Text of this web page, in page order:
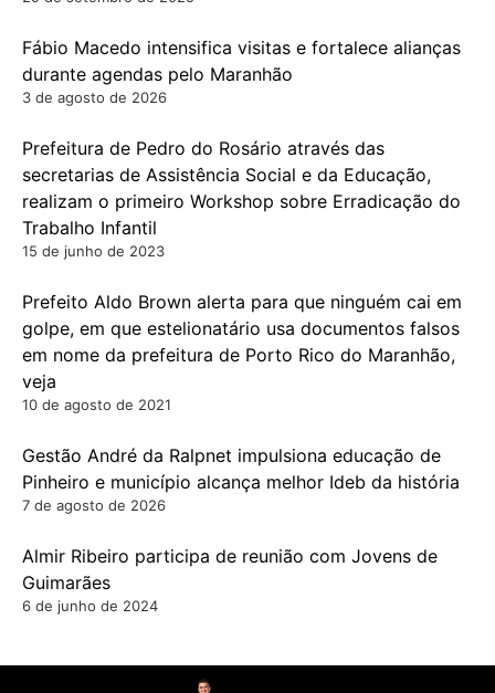
Fábio Macedo intensifica visitas e fortalece alianças
durante agendas pelo Maranhão
3 de agosto de 2026
Prefeitura de Pedro do Rosário através das
secretarias de Assistência Social e da Educação,
realizam o primeiro Workshop sobre Erradicação do
Trabalho Infantil
15 de junho de 2023
Prefeito Aldo Brown alerta para que ninguém cai em
golpe, em que estelionatário usa documentos falsos
em nome da prefeitura de Porto Rico do Maranhão,
veja
10 de agosto de 2021
Gestão André da Ralpnet impulsiona educação de
Pinheiro e município alcança melhor Ideb da história
7 de agosto de 2026
Almir Ribeiro participa de reunião com Jovens de
Guimarães
6 de junho de 2024